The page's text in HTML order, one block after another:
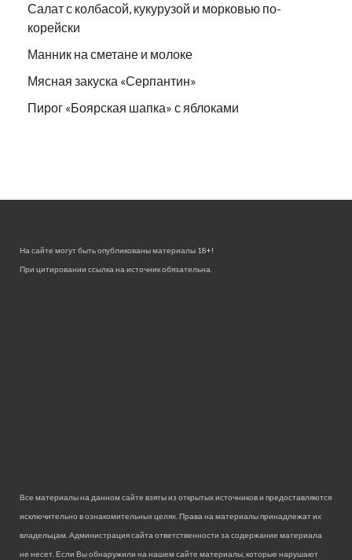
Салат с колбасой, кукурузой и морковью по-
корейски
Манник на сметане и молоке
Мясная закуска «Серпантин»
Пирог «Боярская шапка» с яблоками
На сайте могут быть опубликованы материалы 18+!
При цитировании ссылка на источник обязательна.
Все материалы на данном сайте взяты из открытых источников и предоставляются
исключительно в ознакомительных целях. Права на материалы принадлежат их
владельцам. Администрация сайта ответственности за содержание материала
не несет. Если Вы обнаружили на нашем сайте материалы, которые нарушают